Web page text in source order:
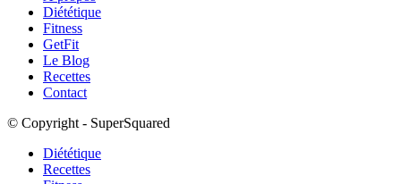
Diététique
Fitness
GetFit
Le Blog
Recettes
Contact
© Copyright - SuperSquared
Diététique
Recettes